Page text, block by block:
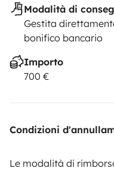
Modalità di
Gestita
bonifico bancario
Importo
700 €
Condizioni
Le modalità di